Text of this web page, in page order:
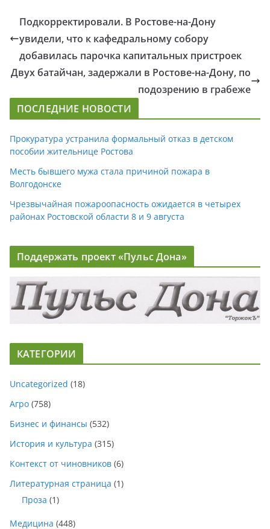
Подкорректировали. В Ростове-на-Дону
увидели, что к кафедральному собору
добавилась парочка капитальных пристроек
Двух батайчан, задержали в Ростове-на-Дону, по
подозрению в грабеже
ПОСЛЕДНИЕ НОВОСТИ
Прокуратура устранила формальный отказ в детском
пособии жительнице Ростова
Месть бывшего мужа стала причиной пожара в
Волгодонске
Чрезвычайная пожароопасность ожидается в четырех
районах Ростовской области 8 и 9 августа
Поддержать проект «Пульс Дона»
КАТЕГОРИИ
Uncategorized (18)
Агро (758)
Бизнес и финансы (532)
История и культура (315)
Контекст от чиновников (6)
Литературная страница (1)
Проза (1)
Медицина (448)